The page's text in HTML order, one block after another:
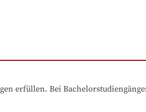
erfüllen. Bei